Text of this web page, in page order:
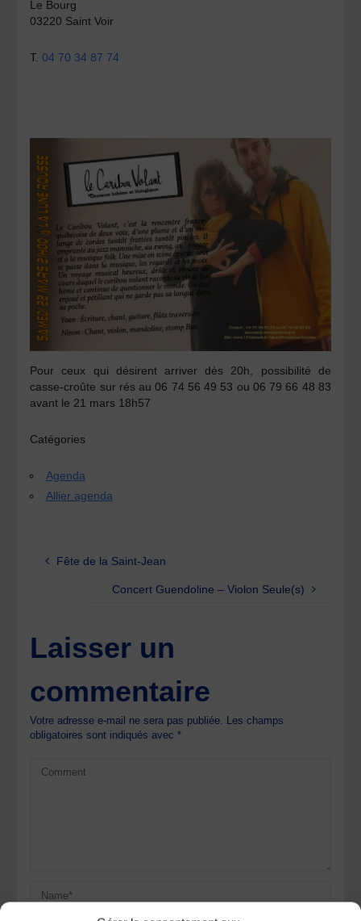
Le Bourg
03220 Saint Voir
T.04 70 34 87 74
Pour ceux qui désirent arriver dès 20h, possibilité de
casse-croûte sur résau 06 74 56 49 53 ou 06 79 66 48 83
avant le 21 mars 18h57
Catégories
Agenda
Allier agenda
Fête de la Saint-Jean
Concert Guendoline – Violon Seule(s)
Laisser un
commentaire
Votre adresse e-mail ne sera pas publiée.
Les champs
obligatoires sont indiqués avec*